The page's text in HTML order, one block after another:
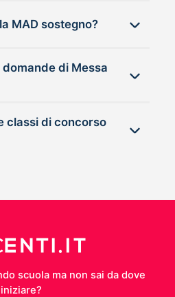
MAD sostegno?
di Messa
di concorso
scuola ma non sai da dove
iniziare?